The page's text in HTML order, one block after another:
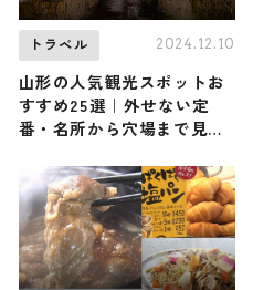
トラベル 2024.12.10
山形の人気観光スポットお
すすめ25選｜外せない定
番・名所から穴場まで見ど